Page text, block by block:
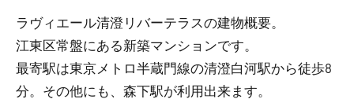
ラヴィエール清澄リバーテラスの建物概要。
江東区常盤にある新築マンションです。
最寄駅は東京メトロ半蔵門線の清澄白河駅から徒歩8
分。その他にも、森下駅が利用出来ます。